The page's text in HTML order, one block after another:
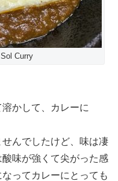
Curry
かして、カレーに
んでしたけど、味は凄
味が強くて尖がった感
ってカレーにとっても